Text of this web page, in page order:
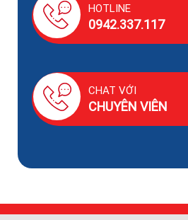
HOTLINE
0942.337.117
CHAT VỚI
CHUYÊN VIÊN